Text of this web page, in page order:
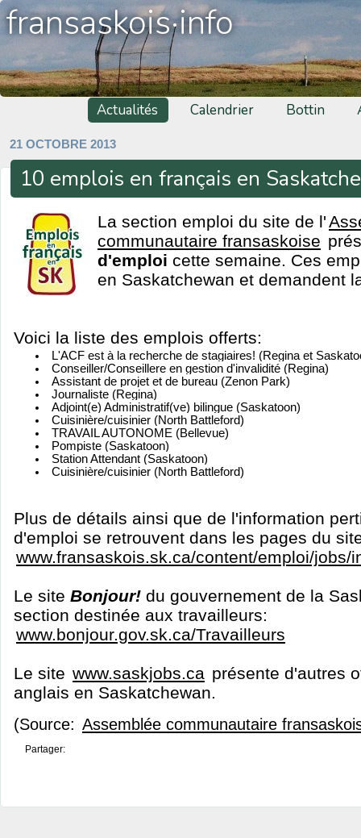
fransaskois·info
Actualités Calendrier Bottin
21 OCTOBRE 2013
10 emplois en français en
La section emploi du site de l'
communautaire fransaskoise
d'emploi cette semaine. Ces
en Saskatchewan et demandent
Voici la liste des emplois offerts:
L'ACF est à la recherche de stagiaires! (Regina et
Conseiller/Conseillere en gestion d'invalidité (Regina)
Assistant de projet et de bureau (Zenon Park)
Journaliste (Regina)
Adjoint(e) Administratif(ve) bilingue (Saskatoon)
Cuisinière/cuisinier (North Battleford)
TRAVAIL AUTONOME (Bellevue)
Pompiste (Saskatoon)
Station Attendant (Saskatoon)
Cuisinière/cuisinier (North Battleford)
Plus de détails ainsi que de l'information
d'emploi se retrouvent dans les pages du
www.fransaskois.sk.ca/content/emploi/jobs/
Le site Bonjour! du gouvernement de la
section destinée aux travailleurs:
www.bonjour.gov.sk.ca/Travailleurs
Le site www.saskjobs.ca présente d'autres
anglais en Saskatchewan.
(Source: Assemblée communautaire
Partager: